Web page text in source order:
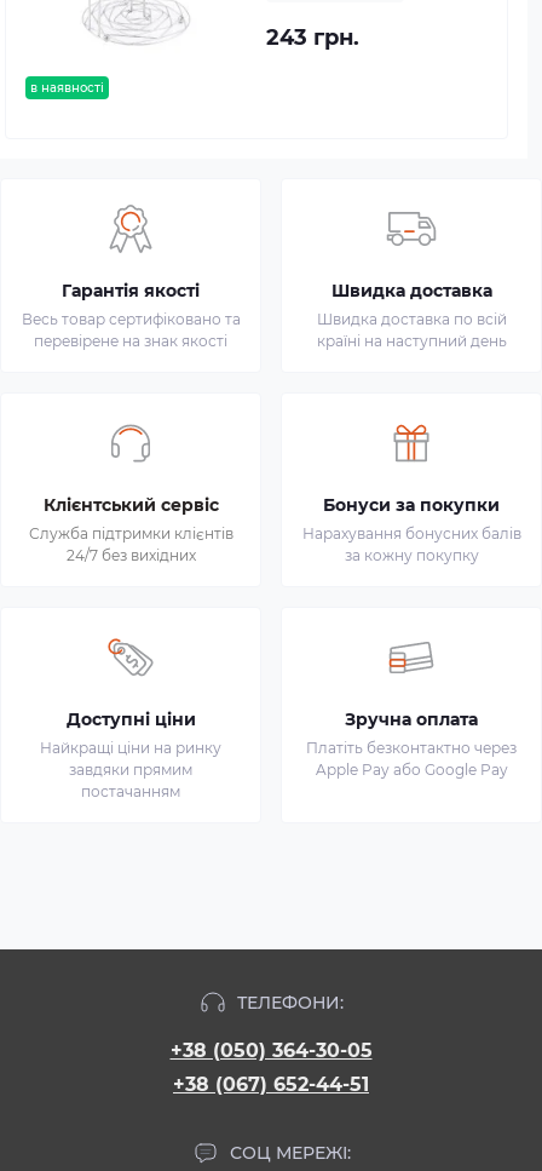
в наявності
243 грн.
Гарантія якості
Весь товар сертифіковано та
перевірене на знак якості
Швидка доставка
Швидка доставка по всій
країні на наступний день
Клієнтський сервіс
Служба підтримки клієнтів
24/7 без вихідних
Бонуси за покупки
Нарахування бонусних балів
за кожну покупку
Доступні ціни
Найкращі ціни на ринку
завдяки прямим
постачанням
Зручна оплата
Платіть безконтактно через
Apple Pay або Google Pay
ТЕЛЕФОНИ:
+38 (050) 364-30-05
+38 (067) 652-44-51
СОЦ МЕРЕЖІ: